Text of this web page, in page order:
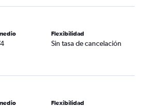
Flexibilidad
Sin tasa de cancelación
Flexibilidad